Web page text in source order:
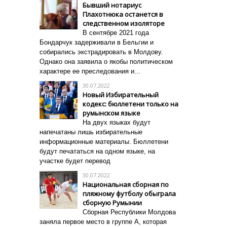
Бывший нотариус
Плахотнюка останется в
следственном изоляторе
В сентябре 2021 года
Бондарчук задерживали в Бельгии и
собирались экстрадировать в Молдову.
Однако она заявила о якобы политическом
характере ее преследования и...
30.07.2022
Новый Избирательный
кодекс: бюллетени только на
румынском языке
На двух языках будут
напечатаны лишь избирательные
информационные материалы. Бюллетени
будут печататься на одном языке, на
участке будет перевод
30.07.2022
Национальная сборная по
пляжному футболу обыграла
сборную Румынии
Сборная Республики Молдова
заняла первое место в группе А, которая